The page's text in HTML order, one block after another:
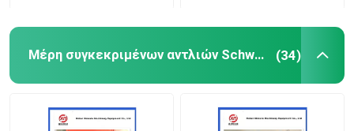
Μέρη συγκεκριμένων αντλιών Schwing (34)